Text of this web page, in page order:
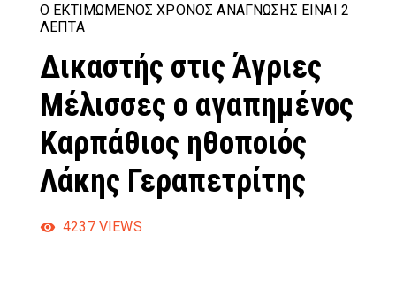
Ο ΕΚΤΙΜΏΜΕΝΟΣ ΧΡΌΝΟΣ ΑΝΆΓΝΩΣΗΣ ΕΊΝΑΙ 2
ΛΕΠΤΆ
Δικαστής στις Άγριες
Μέλισσες ο αγαπημένος
Καρπάθιος ηθοποιός
Λάκης Γεραπετρίτης
4237 VIEWS